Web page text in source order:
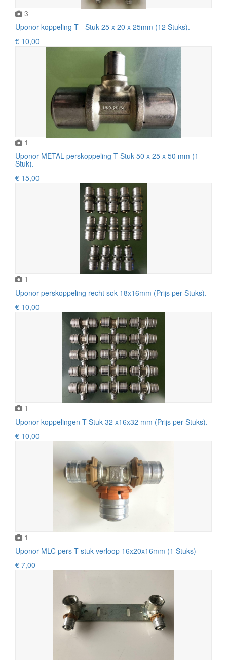
3
Uponor koppeling T - Stuk 25 x 20 x 25mm (12 Stuks).
€ 10,00
1
Uponor METAL perskoppeling T-Stuk 50 x 25 x 50 mm (1
Stuk).
€ 15,00
1
Uponor perskoppeling recht sok 18x16mm (Prijs per Stuks).
€ 10,00
1
Uponor koppelingen T-Stuk 32 x16x32 mm (Prijs per Stuks).
€ 10,00
1
Uponor MLC pers T-stuk verloop 16x20x16mm (1 Stuks)
€ 7,00